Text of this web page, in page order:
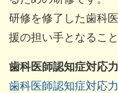
研修を修了した歯科
援の担い手となるこ
歯科医師認知症対応
歯科医師認知症対応